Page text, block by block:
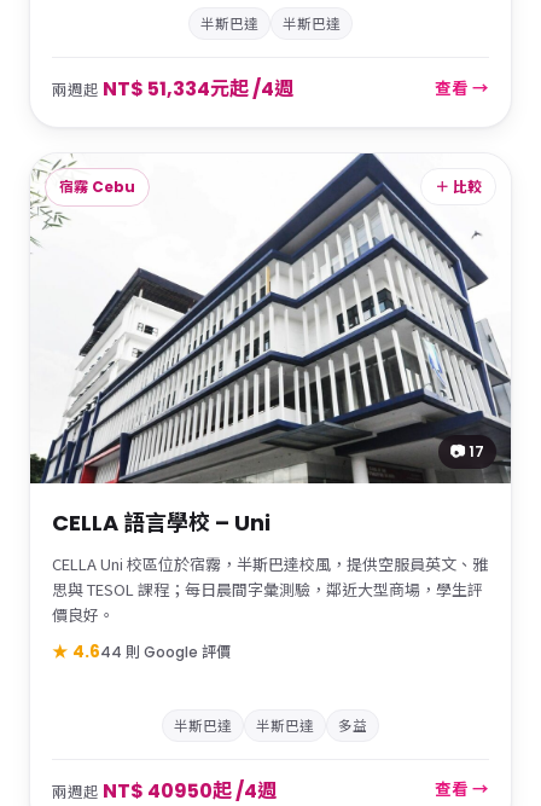
半斯巴達 半斯巴達
兩週起 NT$ 51,334元起 /4週 查看 →
宿霧 Cebu
📷 17
＋ 比較
CELLA 語言學校 – Uni
CELLA Uni 校區位於宿霧，半斯巴達校風，提供空服員英文、雅
思與 TESOL 課程；每日晨間字彙測驗，鄰近大型商場，學生評
價良好。
★ 4.644 則 Google 評價
半斯巴達 半斯巴達 多益
兩週起 NT$ 40950起 /4週 查看 →